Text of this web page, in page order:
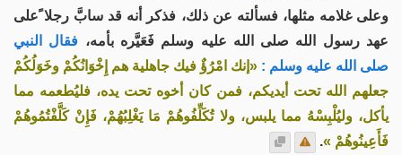
وعلى غلامه مثلها، فسألته عن ذلك، فذكر أنه قد سابَّ رجلا ًعلى
عهد رسول الله صلى الله عليه وسلم فَعَيَّره بأمه، فقال النبي
صلى الله عليه وسلم : «إنك امْرُؤٌ فيك جاهلية هم إِخْوَانُكُمْ وخَوَلُكُمْ
جعلهم الله تحت أيديكم، فمن كان أخوه تحت يده، فليُطعمه مما
يأكل، وليُلْبِسْهُ مما يلبس، ولا تُكَلِّفُوهُمْ مَا يَغْلِبُهُمْ، فَإِنْ كَلَّفْتُمُوهُمْ
فَأَعِينُوهُمْ ».